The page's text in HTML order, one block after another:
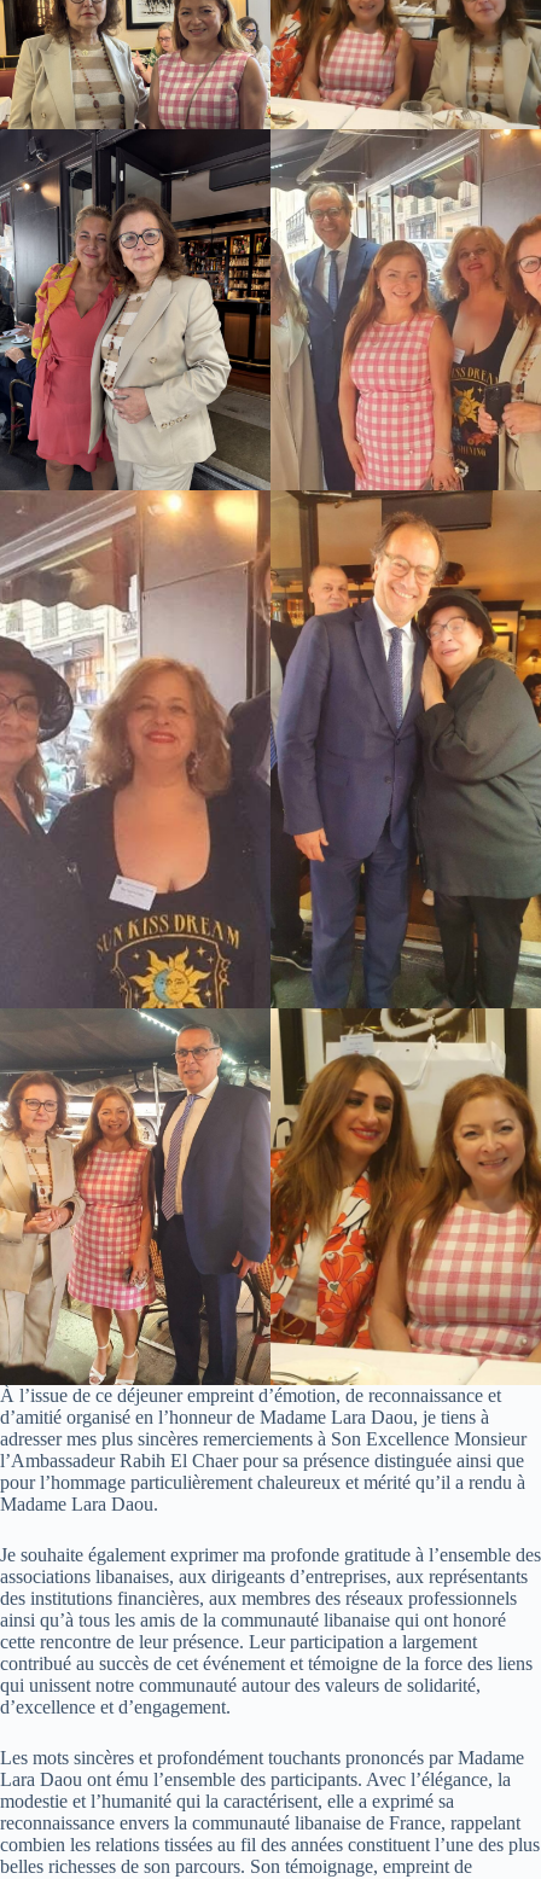
À l’issue de ce déjeuner empreint d’émotion, de reconnaissance et
d’amitié organisé en l’honneur de Madame Lara Daou, je tiens à
adresser mes plus sincères remerciements à Son Excellence Monsieur
l’Ambassadeur Rabih El Chaer pour sa présence distinguée ainsi que
pour l’hommage particulièrement chaleureux et mérité qu’il a rendu à
Madame Lara Daou.
Je souhaite également exprimer ma profonde gratitude à l’ensemble des
associations libanaises, aux dirigeants d’entreprises, aux représentants
des institutions financières, aux membres des réseaux professionnels
ainsi qu’à tous les amis de la communauté libanaise qui ont honoré
cette rencontre de leur présence. Leur participation a largement
contribué au succès de cet événement et témoigne de la force des liens
qui unissent notre communauté autour des valeurs de solidarité,
d’excellence et d’engagement.
Les mots sincères et profondément touchants prononcés par Madame
Lara Daou ont ému l’ensemble des participants. Avec l’élégance, la
modestie et l’humanité qui la caractérisent, elle a exprimé sa
reconnaissance envers la communauté libanaise de France, rappelant
combien les relations tissées au fil des années constituent l’une des plus
belles richesses de son parcours. Son témoignage, empreint de